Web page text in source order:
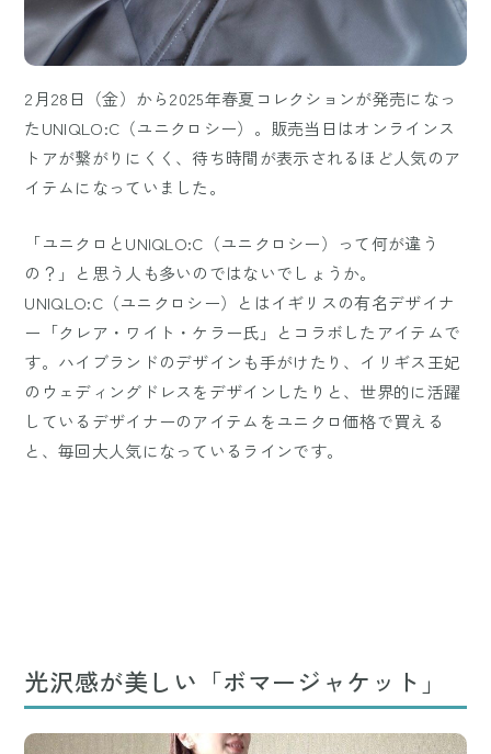
2月28日（金）から2025年春夏コレクションが発売になっ
たUNIQLO:C（ユニクロシー）。販売当日はオンラインス
トアが繋がりにくく、待ち時間が表示されるほど人気のア
イテムになっていました。
「ユニクロとUNIQLO:C（ユニクロシー）って何が違う
の？」と思う人も多いのではないでしょうか。
UNIQLO:C（ユニクロシー）とはイギリスの有名デザイナ
ー「クレア・ワイト・ケラー氏」とコラボしたアイテムで
す。ハイブランドのデザインも手がけたり、イリギス王妃
のウェディングドレスをデザインしたりと、世界的に活躍
しているデザイナーのアイテムをユニクロ価格で買える
と、毎回大人気になっているラインです。
光沢感が美しい「ボマージャケット」